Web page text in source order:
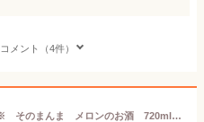
メント（4件）
［リキュール］★送料無料★※ そのまんま メロンのお酒 720ml 1本 （メイリ・めいり）明利酒造